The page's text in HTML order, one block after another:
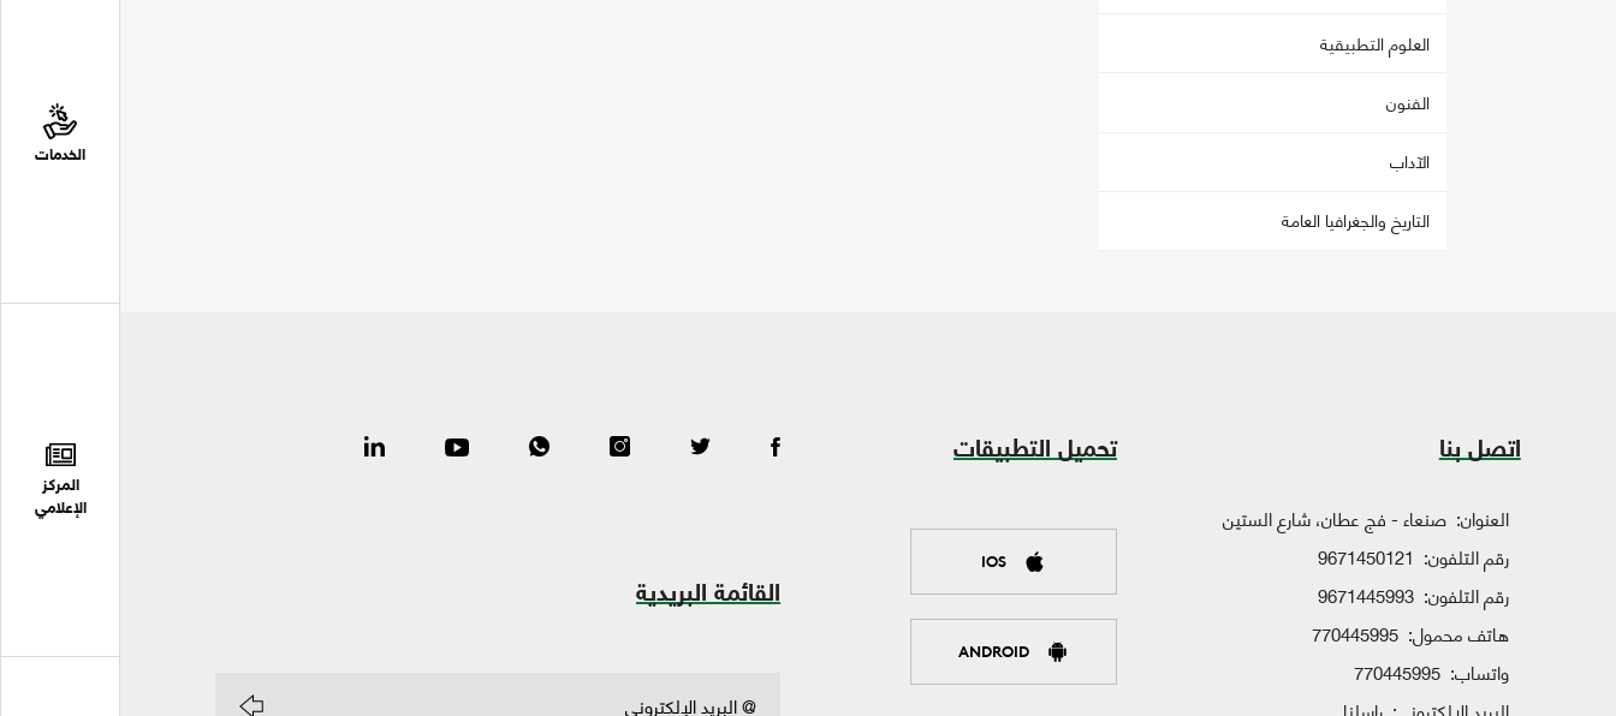
الخدمات
المركز
الإعلامي
العلوم التطبيقية
الفنون
الآداب
التاريخ والجغرافيا العامة
اتصل بنا
العنوان: صنعاء - فج عطان، شارع الستين
رقم التلفون: 9671450121
رقم التلفون: 9671445993
هاتف محمول: 770445995
واتساب: 770445995
تحميل التطبيقات
IOS
ANDROID
القائمة البريدية